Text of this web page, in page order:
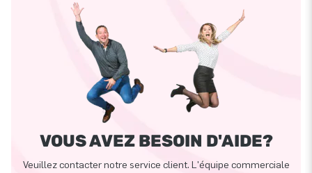
VOUS AVEZ BESOIN D'AIDE?
Veuillez contacter notre service client. L'équipe commerciale